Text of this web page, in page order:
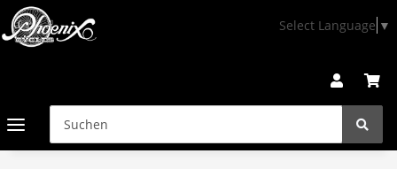
Select Language ▼